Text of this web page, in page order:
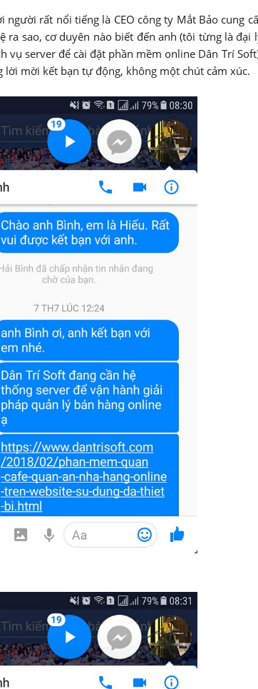
rất nổi tiếng là CEO công ty Mắt Bảo cung
ra sao, cơ duyên nào biết đến anh (tôi từng là
vụ server để cài đặt phần mềm online Dân Trí
mời kết bạn tự động, không một chút cảm xúc.